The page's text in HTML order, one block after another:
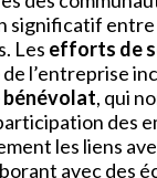
significatif entre
Les efforts de
de l’entreprise
bénévolat, qui
des
les liens
avec des